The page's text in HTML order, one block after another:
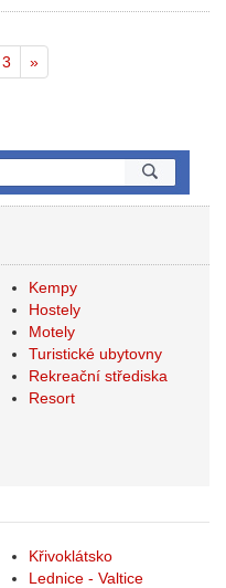
3 »
Kempy
Hostely
Motely
Turistické ubytovny
Rekreační střediska
Resort
Křivoklátsko
Lednice - Valtice